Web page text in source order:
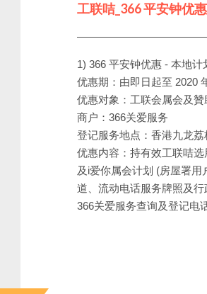
工联咭_366 平安钟优
1) 366 平安钟优惠 - 本地计
优惠期：由即日起至 2020
优惠对象：工联会属会及贊
商户：366关爱服务
登记服务地点：香港九龙
优惠内容：持有效工联咭
及i爱你属会计划 (房屋署
道、流动电话服务牌照及
366关爱服务查询及登记电